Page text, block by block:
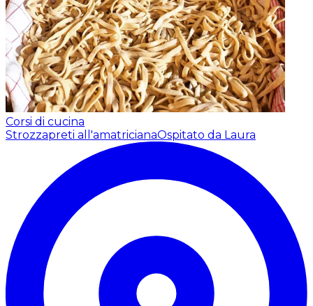
Corsi di cucina
Strozzapreti all'amatricianaOspitato da Laura